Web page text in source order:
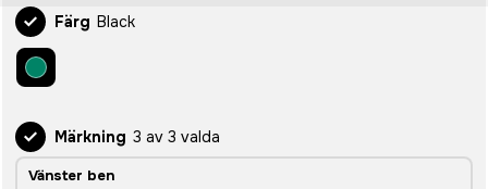
Färg Black
Märkning 3 av 3 valda
Vänster ben